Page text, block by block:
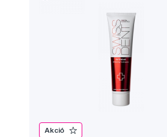
Akció